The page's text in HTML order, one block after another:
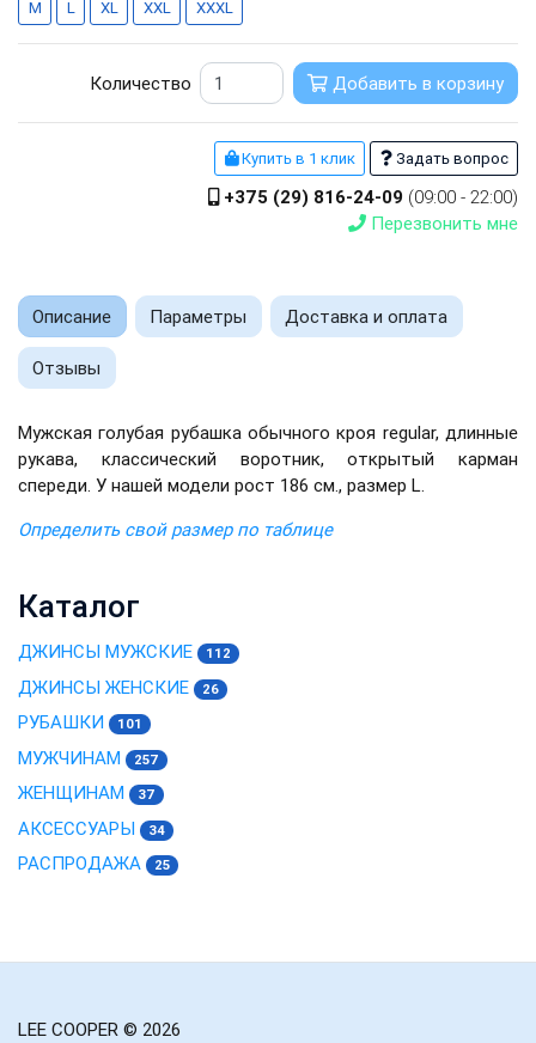
M L XL XXL XXXL
Количество Добавить в корзину
Купить в 1 клик Задать вопрос
+375 (29) 816-24-09 (09:00 - 22:00)
Перезвонить мне
Описание Параметры Доставка и оплата
Отзывы
Мужская голубая рубашка обычного кроя regular, длинные
рукава, классический воротник, открытый карман
спереди. У нашей модели рост 186 см., размер L.
Определить свой размер по таблице
Каталог
ДЖИНСЫ МУЖСКИЕ 112
ДЖИНСЫ ЖЕНСКИЕ 26
РУБАШКИ 101
МУЖЧИНАМ 257
ЖЕНЩИНАМ 37
АКСЕССУАРЫ 34
РАСПРОДАЖА 25
LEE COOPER © 2026